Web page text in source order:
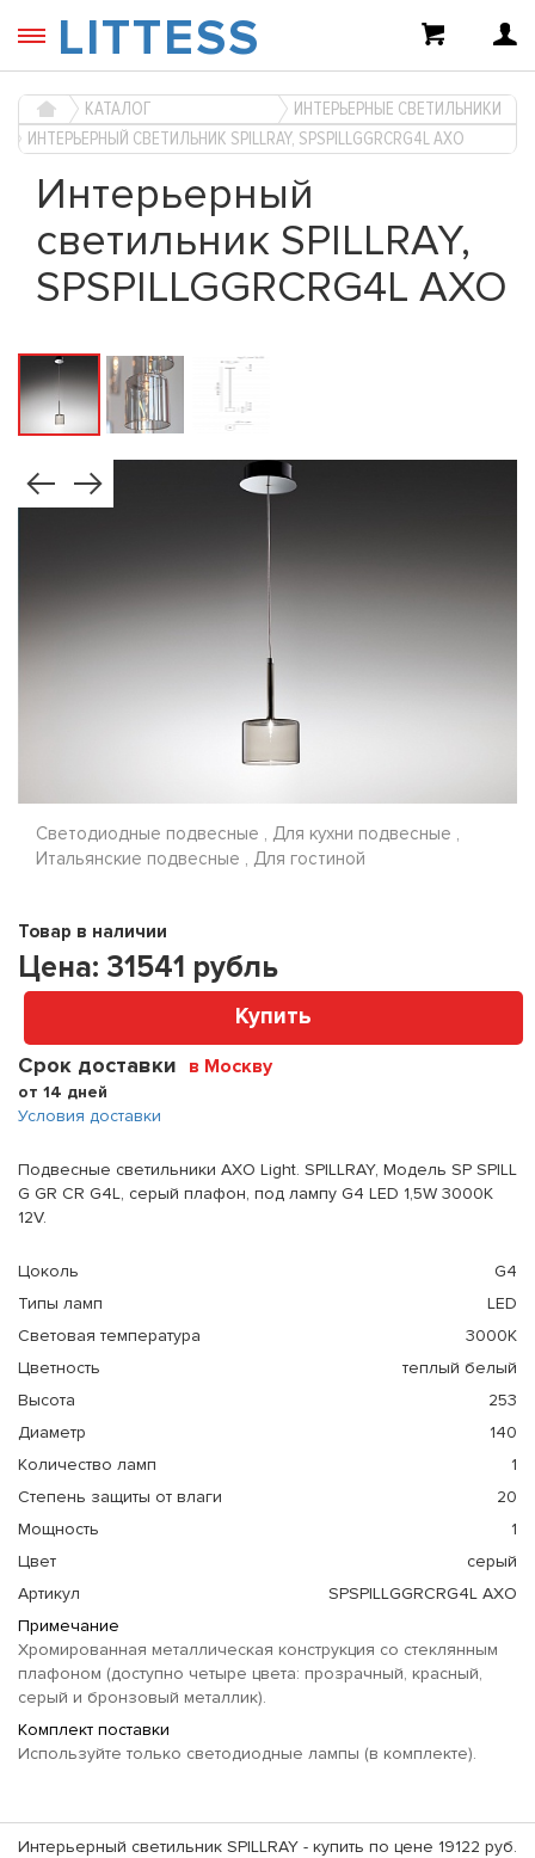
LITTESS
КАТАЛОГ
ИНТЕРЬЕРНЫЕ СВЕТИЛЬНИКИ
ИНТЕРЬЕРНЫЙ СВЕТИЛЬНИК SPILLRAY, SPSPILLGGRCRG4L AXO
Интерьерный
светильник SPILLRAY,
SPSPILLGGRCRG4L AXO
Светодиодные подвесные , Для кухни подвесные ,
Итальянские подвесные , Для гостиной
Товар в наличии
Цена: 31541 рубль
Купить
Срок доставки в Москву
от 14 дней
Условия доставки
Подвесные светильники AXO Light. SPILLRAY, Модель SP SPILL
G GR CR G4L, серый плафон, под лампу G4 LED 1,5W 3000K
12V.
Цоколь
G4
Типы ламп
LED
Световая температура
3000К
Цветность
теплый белый
Высота
253
Диаметр
140
Количество ламп
1
Степень защиты от влаги
20
Мощность
1
Цвет
серый
Артикул
SPSPILLGGRCRG4L AXO
Примечание
Хромированная металлическая конструкция со стеклянным
плафоном (доступно четыре цвета: прозрачный, красный,
серый и бронзовый металлик).
Комплект поставки
Используйте только светодиодные лампы (в комплекте).
Интерьерный светильник SPILLRAY - купить по цене 19122 руб.